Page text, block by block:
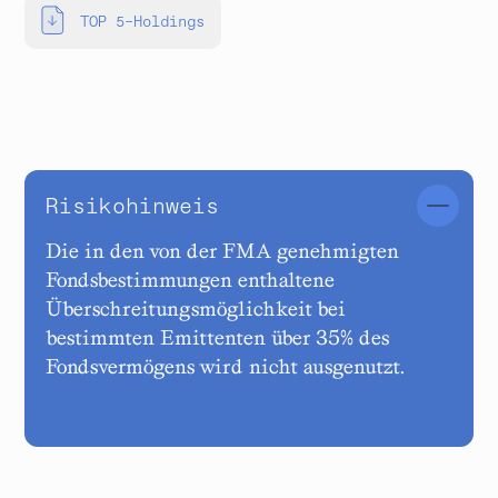
TOP 5-Holdings
Risikohinweis
Die in den von der FMA genehmigten
Fondsbestimmungen enthaltene
Überschreitungsmöglichkeit bei
bestimmten Emittenten über 35% des
Fondsvermögens wird nicht ausgenutzt.